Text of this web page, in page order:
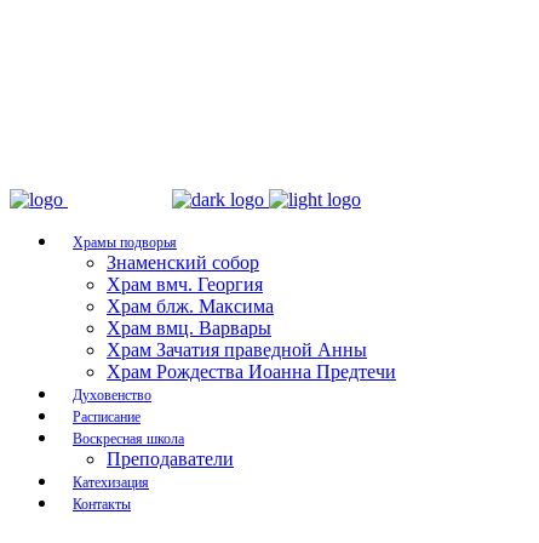
Храмы подворья
Знаменский собор
Храм вмч. Георгия
Храм блж. Максима
Храм вмц. Варвары
Храм Зачатия праведной Анны
Храм Рождества Иоанна Предтечи
Духовенство
Расписание
Воскресная школа
Преподаватели
Катехизация
Контакты